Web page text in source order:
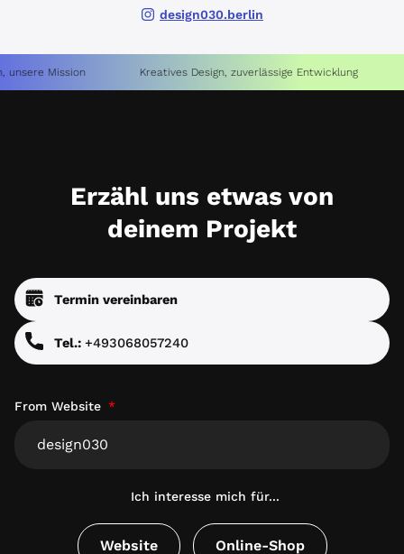
design030.berlin
Mission Kreatives Design, zuverlässige Entwicklung
Erzähl uns etwas von
deinem Projekt
Termin vereinbaren
Tel.: +493068057240
From Website
Ich interesse mich für...
Website Online-Shop